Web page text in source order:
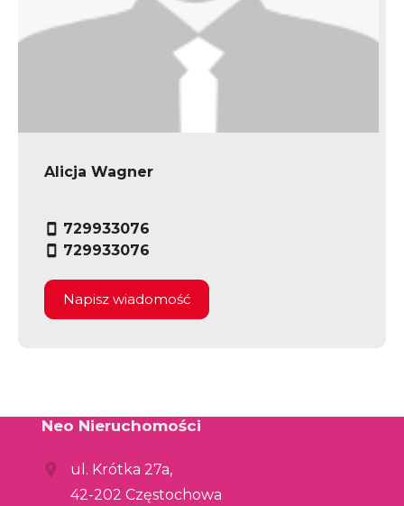
Alicja Wagner
729933076
729933076
Napisz wiadomość
Neo Nieruchomości
ul. Krótka 27a,
42-202 Częstochowa